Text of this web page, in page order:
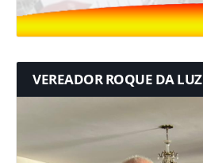
VEREADOR ROQUE DA LUZ